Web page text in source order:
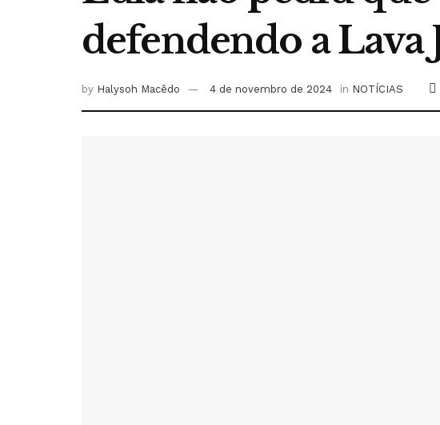
defendendo a Lava
by Halysoh Macêdo 4 de novembro de 2024 in NOTÍCIAS